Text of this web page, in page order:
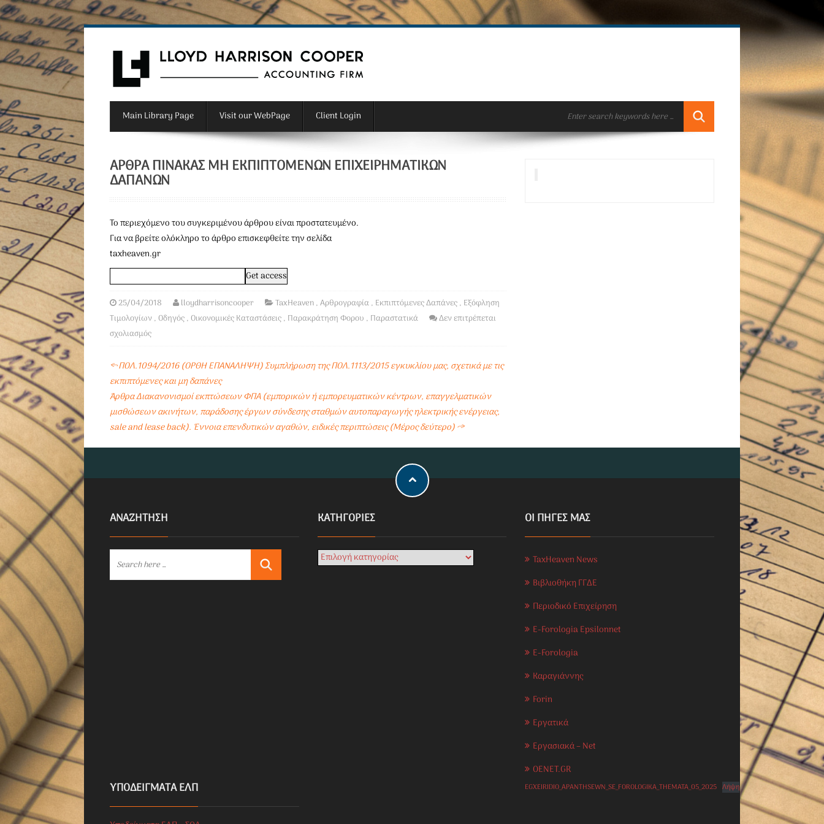
Main Library Page Visit our WebPage Client Login
ΆΡΘΡΑ ΠΊΝΑΚΑΣ ΜΗ ΕΚΠΙΠΤΌΜΕΝΩΝ ΕΠΙΧΕΙΡΗΜΑΤΙΚΏΝ
ΔΑΠΑΝΏΝ
To περιεχόμενο του συγκεριμένου άρθρου είναι προστατευμένο.
Για να βρείτε ολόκληρο το άρθρο επισκεφθείτε την σελίδα
taxheaven.gr
25/04/2018 lloydharrisoncooper TaxHeaven,Αρθρογραφία, Εκπιπτόμενες Δαπάνες, Εξόφληση
Τιμολογίων, Οδηγός, Οικονομικές Καταστάσεις, Παρακράτηση Φορου , Παραστατικά
Δεν επιτρέπεται
σχολιασμός
←ΠΟΛ.1094/2016 (ΟΡΘΗ ΕΠΑΝΑΛΗΨΗ) Συμπλήρωση της ΠΟΛ.1113/2015 εγκυκλίου μας, σχετικά με τις
εκπιπτόμενες και μη δαπάνες
Άρθρα Διακανονισμοί εκπτώσεων ΦΠΑ (εμπορικών ή εμπορευματικών κέντρων, επαγγελματικών
μισθώσεων ακινήτων, παράδοσης έργων σύνδεσης σταθμών αυτοπαραγωγής ηλεκτρικής ενέργειας,
sale and lease back). Έννοια επενδυτικών αγαθών, ειδικές περιπτώσεις (Μέρος δεύτερο)→
ΑΝΑΖΗΤΗΣΗ KΑΤΗΓΟΡΊΕΣ ΟΙ ΠΗΓΕΣ ΜΑΣ
TaxHeaven News
Βιβλιοθήκη ΓΓΔΕ
Περιοδικό Επιχείρηση
E-Forologia Epsilonnet
E-Forologia
Καραγιάννης
Forin
Εργατικά
Εργασιακά – Net
OENET.GR
ΥΠΟΔΕΊΓΜΑΤΑ ΕΛΠ EGXEIRIDIO_APANTHSEWN_SE_FOROLOGIKA_THEMATA_05_2025 Λήψη